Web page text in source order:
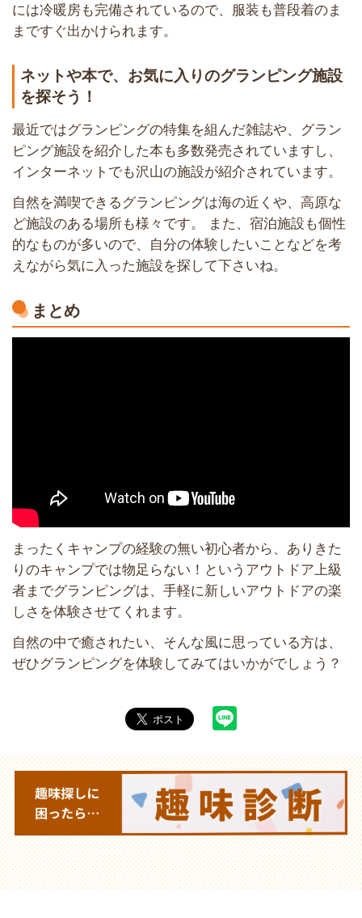
には冷暖房も完備されているので、服装も普段着のま
まですぐ出かけられます。
ネットや本で、お気に入りのグランピング施設
を探そう！
最近ではグランピングの特集を組んだ雑誌や、グラン
ピング施設を紹介した本も多数発売されていますし、
インターネットでも沢山の施設が紹介されています。
自然を満喫できるグランピングは海の近くや、高原な
ど施設のある場所も様々です。 また、宿泊施設も個性
的なものが多いので、自分の体験したいことなどを考
えながら気に入った施設を探して下さいね。
まとめ
まったくキャンプの経験の無い初心者から、ありきた
りのキャンプでは物足らない！というアウトドア上級
者までグランピングは、手軽に新しいアウトドアの楽
しさを体験させてくれます。
自然の中で癒されたい、そんな風に思っている方は、
ぜひグランピングを体験してみてはいかがでしょう？